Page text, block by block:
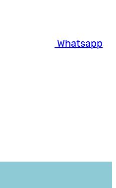
Whatsapp